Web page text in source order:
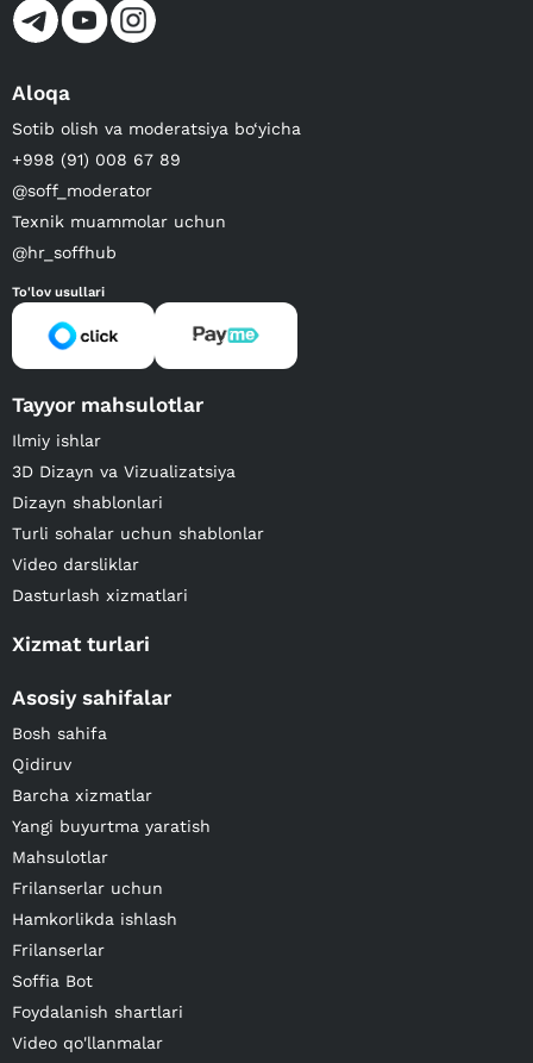
Aloqa
Sotib olish va moderatsiya bo‘yicha
+998 (91) 008 67 89
@soff_moderator
Texnik muammolar uchun
@hr_soffhub
To'lov usullari
Tayyor mahsulotlar
Ilmiy ishlar
3D Dizayn va Vizualizatsiya
Dizayn shablonlari
Turli sohalar uchun shablonlar
Video darsliklar
Dasturlash xizmatlari
Xizmat turlari
Asosiy sahifalar
Bosh sahifa
Qidiruv
Barcha xizmatlar
Yangi buyurtma yaratish
Mahsulotlar
Frilanserlar uchun
Hamkorlikda ishlash
Frilanserlar
Soffia Bot
Foydalanish shartlari
Video qo'llanmalar